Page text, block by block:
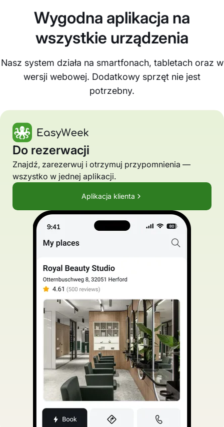
Wygodna aplikacja na
wszystkie urządzenia
Nasz system działa na smartfonach, tabletach oraz w
wersji webowej. Dodatkowy sprzęt nie jest
potrzebny.
Do rezerwacji
Znajdź, zarezerwuj i otrzymuj przypomnienia —
wszystko w jednej aplikacji.
Aplikacja klienta